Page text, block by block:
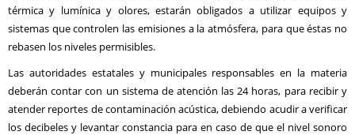
térmica y lumínica y olores, estarán obligados a utilizar equipos y
sistemas que controlen las emisiones a la atmósfera, para que éstas no
rebasen los niveles permisibles.
Las autoridades estatales y municipales responsables en la materia
deberán contar con un sistema de atención las 24 horas, para recibir y
atender reportes de contaminación acústica, debiendo acudir a verificar
los decibeles y levantar constancia para en caso de que el nivel sonoro